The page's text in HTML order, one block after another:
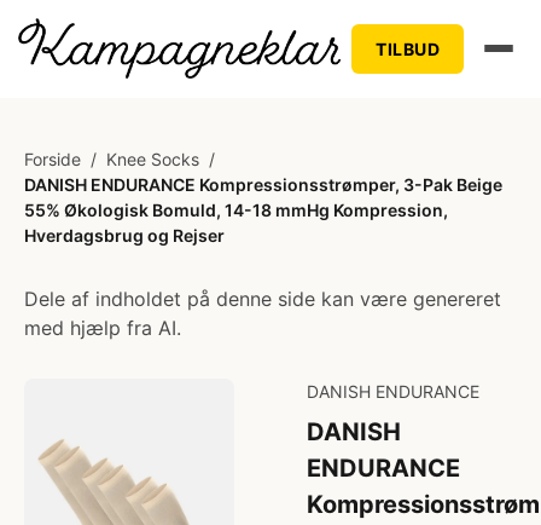
TILBUD
Forside / Knee Socks /
DANISH ENDURANCE Kompressionsstrømper, 3-Pak Beige
55% Økologisk Bomuld, 14-18 mmHg Kompression,
Hverdagsbrug og Rejser
Dele af indholdet på denne side kan være genereret
med hjælp fra AI.
DANISH ENDURANCE
DANISH
ENDURANCE